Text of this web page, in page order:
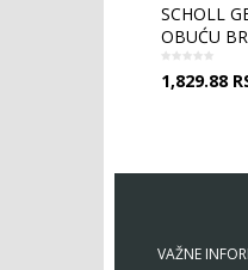
SCHOLL
OBUĆU
1,829.88
VAŽNE